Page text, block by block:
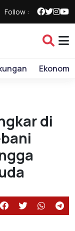
Follow :
Ekonomi
di